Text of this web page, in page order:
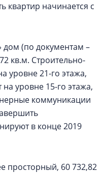
квартир начинается с
дом (по документам –
кв.м. Строительно-
уровне 21-го этажа,
уровне 15-го этажа,
коммуникации
в конце 2019
просторный, 60 732,82